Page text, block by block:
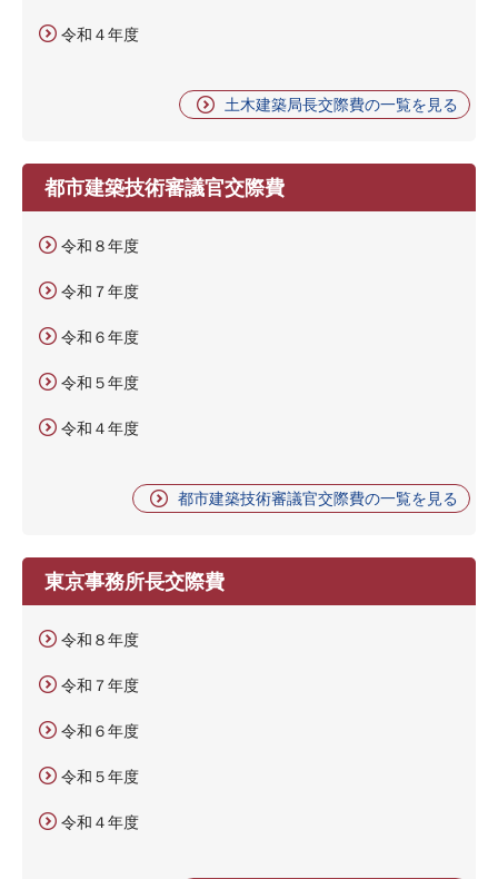
令和４年度
土木建築局長交際費の一覧を見る
都市建築技術審議官交際費
令和８年度
令和７年度
令和６年度
令和５年度
令和４年度
都市建築技術審議官交際費の一覧を見る
東京事務所長交際費
令和８年度
令和７年度
令和６年度
令和５年度
令和４年度